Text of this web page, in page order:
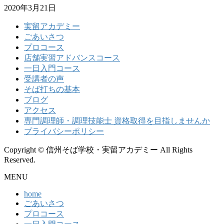
2020年3月21日
実留アカデミー
ごあいさつ
プロコース
店舗実習アドバンスコース
一日入門コース
受講者の声
そば打ちの基本
ブログ
アクセス
専門調理師・調理技能士 資格取得を目指しませんか
プライバシーポリシー
Copyright © 信州そば学校・実留アカデミー All Rights
Reserved.
MENU
home
ごあいさつ
プロコース